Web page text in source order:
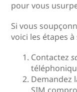
pour vous
Si vous
voici les étapes
Contactez
Demandez